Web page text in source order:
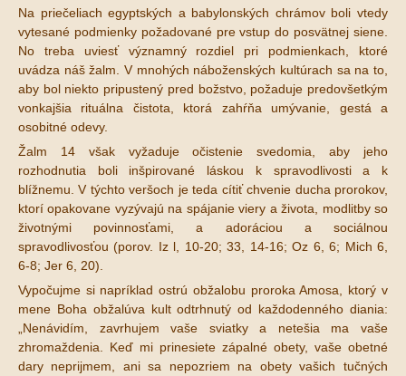
Na priečeliach egyptských a babylonských chrámov boli vtedy
vytesané podmienky požadované pre vstup do posvätnej siene.
No treba uviesť významný rozdiel pri podmienkach, ktoré
uvádza náš žalm. V mnohých náboženských kultúrach sa na to,
aby bol niekto pripustený pred božstvo, požaduje predovšetkým
vonkajšia rituálna čistota, ktorá zahŕňa umývanie, gestá a
osobitné odevy.
Žalm 14 však vyžaduje očistenie svedomia, aby jeho
rozhodnutia boli inšpirované láskou k spravodlivosti a k
blížnemu. V týchto veršoch je teda cítiť chvenie ducha prorokov,
ktorí opakovane vyzývajú na spájanie viery a života, modlitby so
životnými povinnosťami, a adoráciou a sociálnou
spravodlivosťou (porov. Iz l, 10-20; 33, 14-16; Oz 6, 6; Mich 6,
6-8; Jer 6, 20).
Vypočujme si napríklad ostrú obžalobu proroka Amosa, ktorý v
mene Boha obžalúva kult odtrhnutý od každodenného diania:
„Nenávidím, zavrhujem vaše sviatky a netešia ma vaše
zhromaždenia. Keď mi prinesiete zápalné obety, vaše obetné
dary neprijmem, ani sa nepozriem na obety vašich tučných